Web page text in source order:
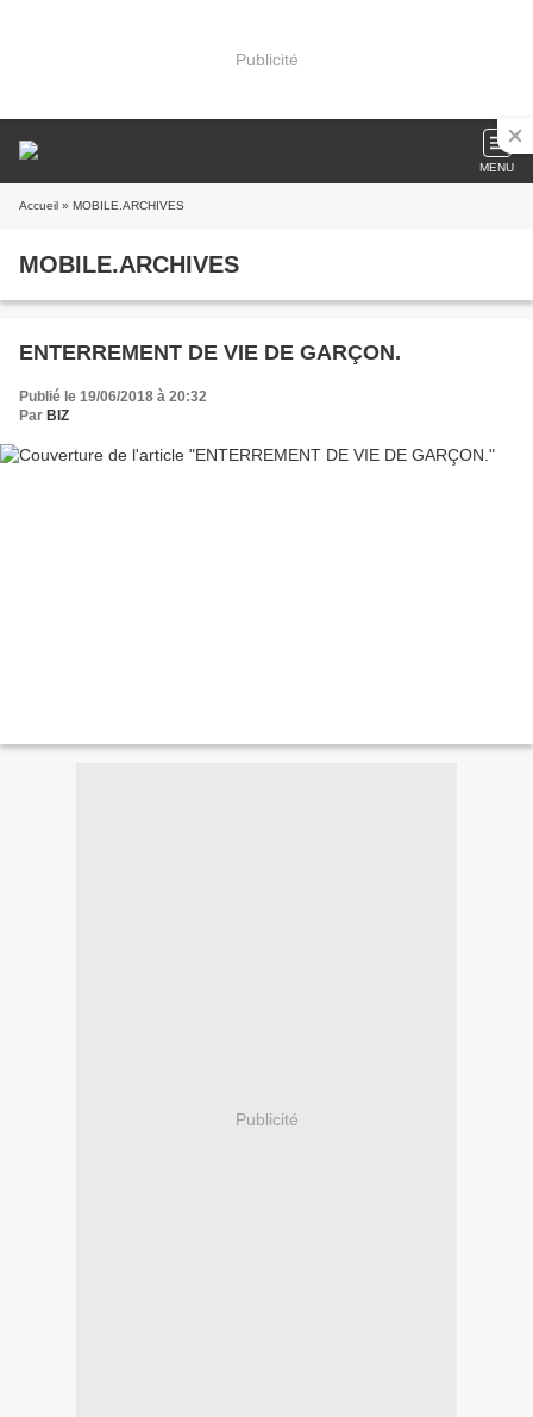
Publicité
MENU
Accueil » MOBILE.ARCHIVES
MOBILE.ARCHIVES
ENTERREMENT DE VIE DE GARÇON.
Publié le 19/06/2018 à 20:32
Par BIZ
Publicité